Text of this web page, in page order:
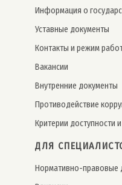
Информация о
Уставные документы
Контакты и режим
Вакансии
Внутренние документы
Противодействие
Критерии доступности
ДЛЯ
Нормативно-правовые